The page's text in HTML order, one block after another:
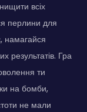
всіх
перлини для
намагайся
результатів. Гра
ти
на бомби,
не мали